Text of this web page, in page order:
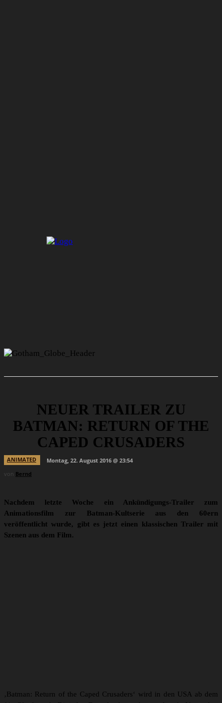
NEUER TRAILER ZU
BATMAN: RETURN OF THE
CAPED CRUSADERS
ANIMATED
Montag, 22. August 2016 @ 23:54
von Bernd
Nachdem letzte Woche ein Ankündigungs-Trailer zum
Animationsfilm zur Batman-Kultserie aus den 60ern
veröffentlicht wurde, gibt es jetzt einen klassischen Trailer mit
Szenen aus dem Film.
‚Batman: Return of the Caped Crusaders‘ wird in den USA ab dem